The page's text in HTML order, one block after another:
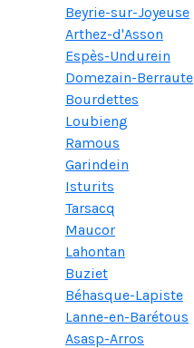
Beyrie-sur-Joyeuse
Arthez-d'Asson
Espès-Undurein
Domezain-Berraute
Bourdettes
Loubieng
Ramous
Garindein
Isturits
Tarsacq
Maucor
Lahontan
Buziet
Béhasque-Lapiste
Lanne-en-Barétous
Asasp-Arros